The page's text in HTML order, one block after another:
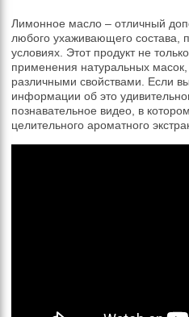
Лимонное масло – отличный
любого ухаживающего состава,
условиях. Этот продукт не
применения натуральных
различными свойствами. Если
информации об это
познавательное видео, в
целительного ароматного